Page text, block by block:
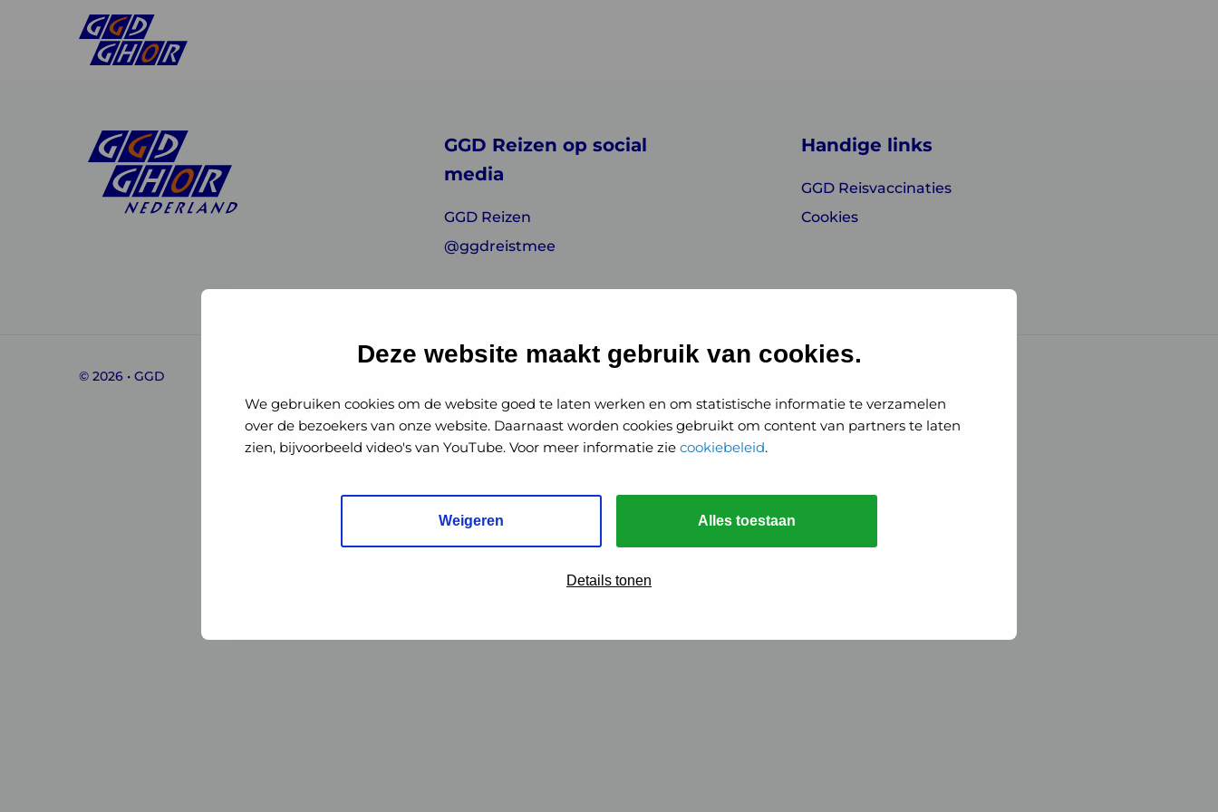
Deze website maakt gebruik van cookies.
We gebruiken cookies om de website goed te laten werken en om statistische informatie te verzamelen
over de bezoekers van onze website. Daarnaast worden cookies gebruikt om content van partners te laten
zien, bijvoorbeeld video's van YouTube. Voor meer informatie zie cookiebeleid.
Weigeren Alles toestaan
Details tonen
GHORGHOR
Nederland
GGD Reizen op social
media
GGD Reizen
@ggdreistmee
Handige links
GGD Reisvaccinaties
Cookies
© 2026 • GGD